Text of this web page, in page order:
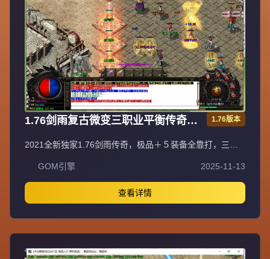
1.76剑雨复古微变三职业平衡传奇极
1.76版本
2021全新独家1.76剑雨传奇，极品＋５装备全靠打，三职
宝+100积分+1金刚石（网银赠送100%），自助充值无优惠
渠道。爆率全开装备永久保值回收，不分新区老区永不打折
掉价，BOSS爆全服装备材料。55级召2虎王、60级召2白虎
神王、65级召3白虎神王、70级召3白虎魔王、75级召3飞龙
圣兽，地图多BOSS多不抢怪。新区第二天下午合区，晚上
天多新区重金广告宣传，不乱合区保障发展，花钱有保障。
GOM引擎 2025-11-13
查看详情